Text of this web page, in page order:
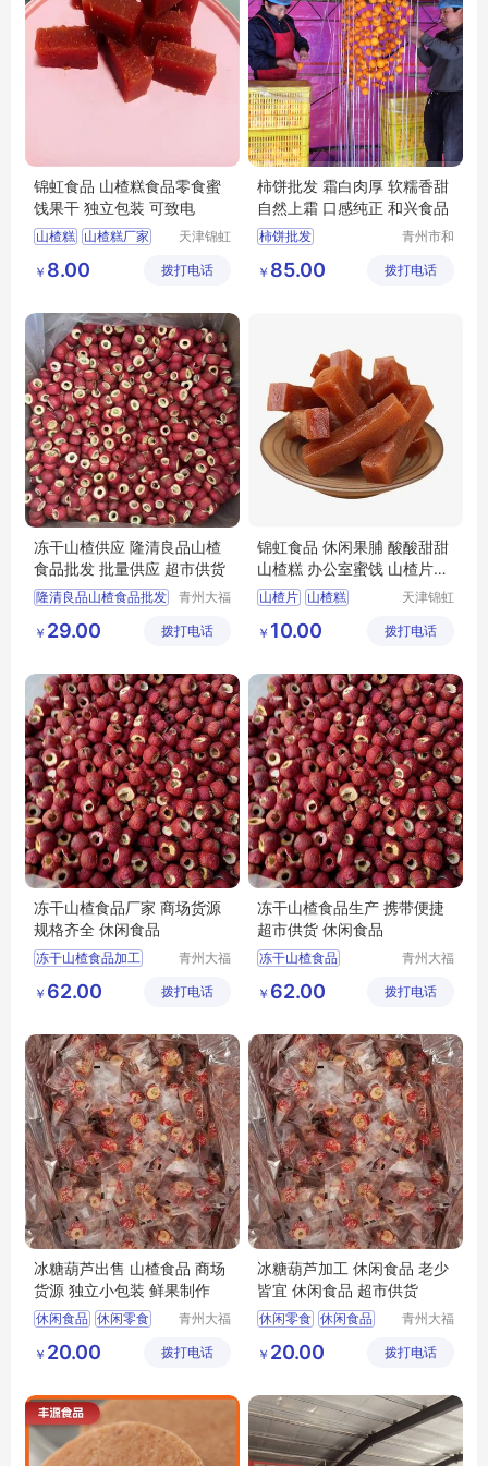
锦虹食品 山楂糕食品零食蜜
饯果干 独立包装 可致电
山楂糕 山楂糕厂家
山楂糕批发
天津锦虹
公司
￥ 8.00 拨打电话
柿饼批发 霜白肉厚 软糯香甜
自然上霜 口感纯正 和兴食品
柿饼批发
青州市和
限公司
￥ 85.00 拨打电话
冻干山楂供应 隆清良品山楂
食品批发 批量供应 超市供货
隆清良品山楂食品批发
休闲零食批发
休闲食品批发
青州大福
展有限公
￥ 29.00 拨打电话
锦虹食品 休闲果脯 酸酸甜甜
山楂糕 办公室蜜饯 山楂片零
食
山楂片 山楂糕
山楂糕厂家
天津锦虹
公司
￥ 10.00 拨打电话
冻干山楂食品厂家 商场货源
规格齐全 休闲食品
冻干山楂食品加工
冻干山楂食品厂家
冻干山楂加工
青州大福
展有限公
￥ 62.00 拨打电话
冻干山楂食品生产 携带便捷
超市供货 休闲食品
冻干山楂食品
冻干山楂制品加工
冻干山楂食品厂家生产
青州大福
展有限公
￥ 62.00 拨打电话
冰糖葫芦出售 山楂食品 商场
货源 独立小包装 鲜果制作
休闲食品 休闲零食
山楂食品 山楂制品
青州大福
展有限公
￥ 20.00 拨打电话
冰糖葫芦加工 休闲食品 老少
皆宜 休闲食品 超市供货
休闲零食 休闲食品
冻干冰糖葫芦供应
青州大福
展有限公
￥ 20.00 拨打电话